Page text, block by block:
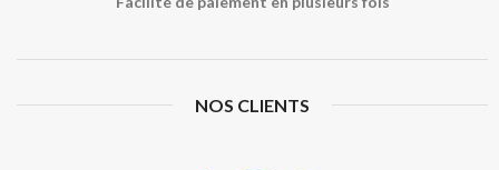
NOS CLIENTS